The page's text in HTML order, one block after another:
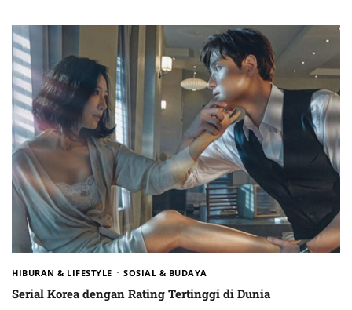
HIBURAN & LIFESTYLE SOSIAL & BUDAYA
Serial Korea dengan Rating Tertinggi di Dunia